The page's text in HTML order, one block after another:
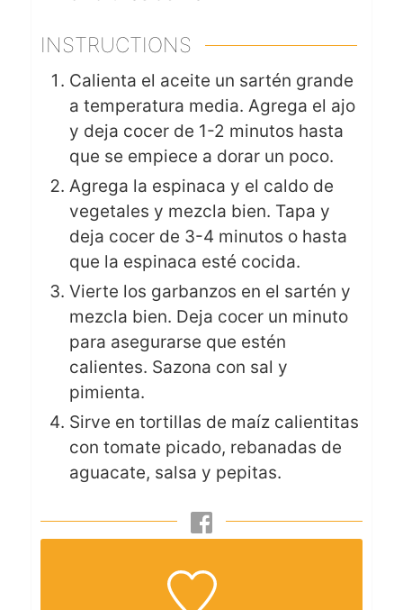
INSTRUCTIONS
Calienta el aceite un sartén grande
a temperatura media. Agrega el ajo
y deja cocer de 1-2 minutos hasta
que se empiece a dorar un poco.
Agrega la espinaca y el caldo de
vegetales y mezcla bien. Tapa y
deja cocer de 3-4 minutos o hasta
que la espinaca esté cocida.
Vierte los garbanzos en el sartén y
mezcla bien. Deja cocer un minuto
para asegurarse que estén
calientes. Sazona con sal y
pimienta.
Sirve en tortillas de maíz calientitas
con tomate picado, rebanadas de
aguacate, salsa y pepitas.